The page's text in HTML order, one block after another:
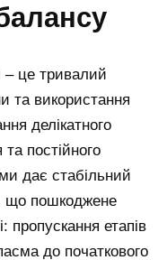
– це тривалий
та використання
делікатного
постійного
дає стабільний
що пошкоджене
пропускання етапів
до початкового